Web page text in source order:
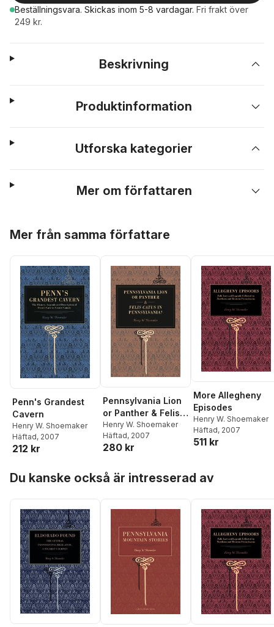
Beställningsvara. Skickas inom 5-8 vardagar. Fri frakt över
249 kr.
Beskrivning
Produktinformation
Utforska kategorier
Mer om författaren
Mer från samma författare
Penn's Grandest
Cavern
Henry W. Shoemaker
Häftad, 2007
212 kr
Pennsylvania Lion
or Panther & Felis
Catus in
Pennsylvania?
Henry W. Shoemaker
Häftad, 2007
280 kr
More Allegheny
Episodes
Henry W. Shoemaker
Häftad, 2007
511 kr
Du kanske också är intresserad av